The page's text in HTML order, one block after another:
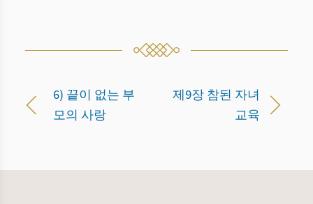
6) 끝이 없는 부
모의 사랑
제9장 참된 자녀
교육